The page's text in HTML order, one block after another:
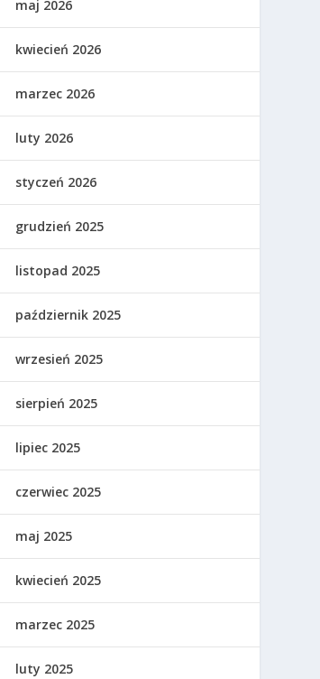
maj 2026
kwiecień 2026
marzec 2026
luty 2026
styczeń 2026
grudzień 2025
listopad 2025
październik 2025
wrzesień 2025
sierpień 2025
lipiec 2025
czerwiec 2025
maj 2025
kwiecień 2025
marzec 2025
luty 2025